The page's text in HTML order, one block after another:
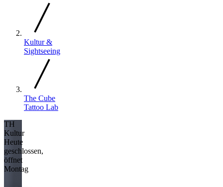
Kultur &
Sightseeing
The Cube
Tattoo Lab
TH
Kultur
Heute
geschlossen,
öffnet
Montag